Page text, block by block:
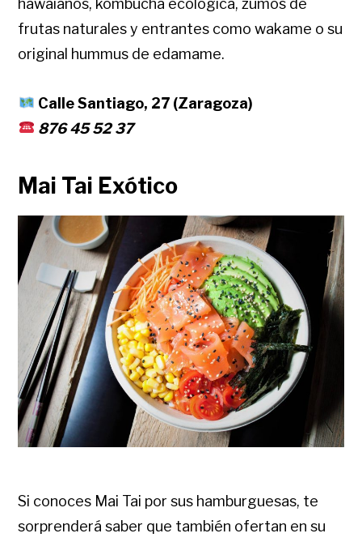
frutas naturales y entrantes como wakame o su
original hummus de edamame.
Calle Santiago, 27 (Zaragoza)
876 45 52 37
Mai Tai Exótico
Si conoces Mai Tai por sus hamburguesas, te
sorprenderá saber que también ofertan en su